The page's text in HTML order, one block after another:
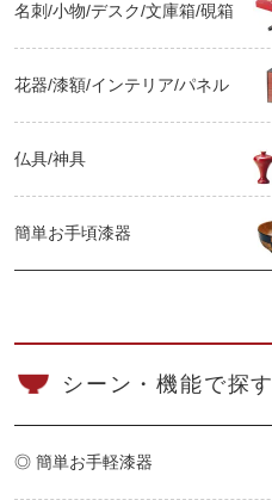
名刺/小物/デスク/文庫箱/硯箱
花器/漆額/インテリア/パネル
仏具/神具
簡単お手頃漆器
シーン・機能で探す
◎ 簡単お手軽漆器